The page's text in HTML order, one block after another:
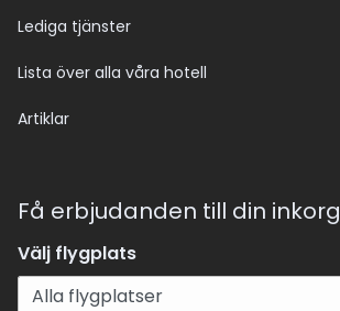
Lediga tjänster
Lista över alla våra hotell
Artiklar
Få erbjudanden till din inkorg
Välj flygplats